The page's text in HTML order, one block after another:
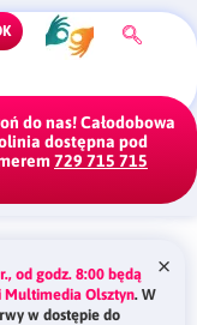
do nas! Całodobowa
dostępna pod
729 715 715
×
od godz. 8:00 będą
Multimedia Olsztyn. W
w dostępie do